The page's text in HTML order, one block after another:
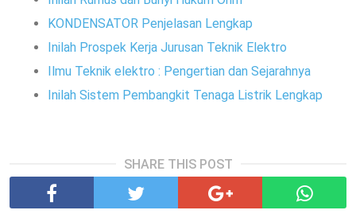
KONDENSATOR Penjelasan Lengkap
Inilah Prospek Kerja Jurusan Teknik Elektro
Ilmu Teknik elektro : Pengertian dan Sejarahnya
Inilah Sistem Pembangkit Tenaga Listrik Lengkap
SHARE THIS POST